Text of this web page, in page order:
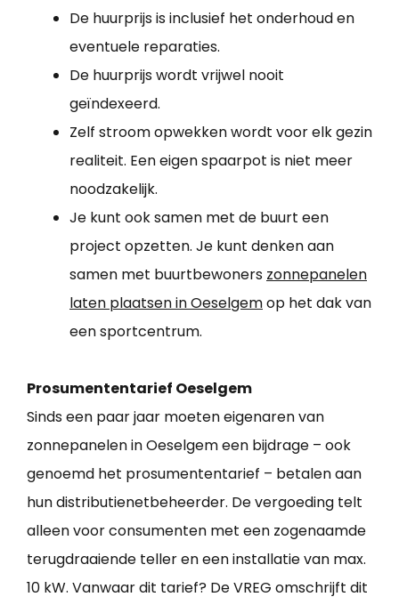
De huurprijs is inclusief het onderhoud en
eventuele reparaties.
De huurprijs wordt vrijwel nooit
geïndexeerd.
Zelf stroom opwekken wordt voor elk gezin
realiteit. Een eigen spaarpot is niet meer
noodzakelijk.
Je kunt ook samen met de buurt een
project opzetten. Je kunt denken aan
samen met buurtbewoners zonnepanelen
laten plaatsen in Oeselgemop het dak van
een sportcentrum.
Prosumententarief Oeselgem
Sinds een paar jaar moeten eigenaren van
zonnepanelen in Oeselgem een bijdrage – ook
genoemd het prosumententarief – betalen aan
hun distributienetbeheerder. De vergoeding telt
alleen voor consumenten met een zogenaamde
terugdraaiende teller en een installatie van max.
10 kW. Vanwaar dit tarief? De VREG omschrijft dit